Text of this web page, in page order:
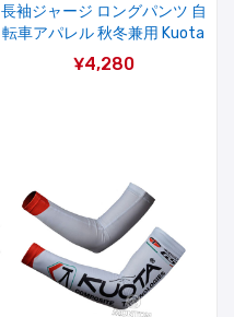
長袖ジャージ ロングパンツ 自
転車アパレル 秋冬兼用 Kuota
¥4,280